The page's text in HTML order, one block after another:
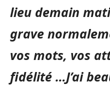
lieu demain
grave
vos mots, vos
fidélité …J’ai